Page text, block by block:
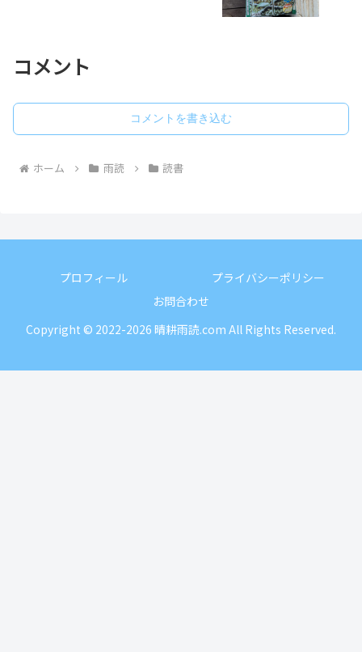
コメント
コメントを書き込む
ホーム 雨読 読書
プロフィール
プライバシーポリシー
お問合わせ
Copyright © 2022-2026 晴耕雨読.com All Rights Reserved.